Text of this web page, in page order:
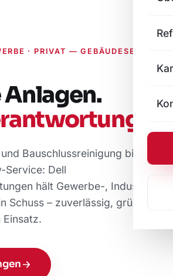
· PRIVAT — GEBÄUDESERVICE
Anlagen.
Bauschlussreinigung bis zum
Service: Dell
hält Gewerbe-, Industrie-
Schuss – zuverlässig, gründlich